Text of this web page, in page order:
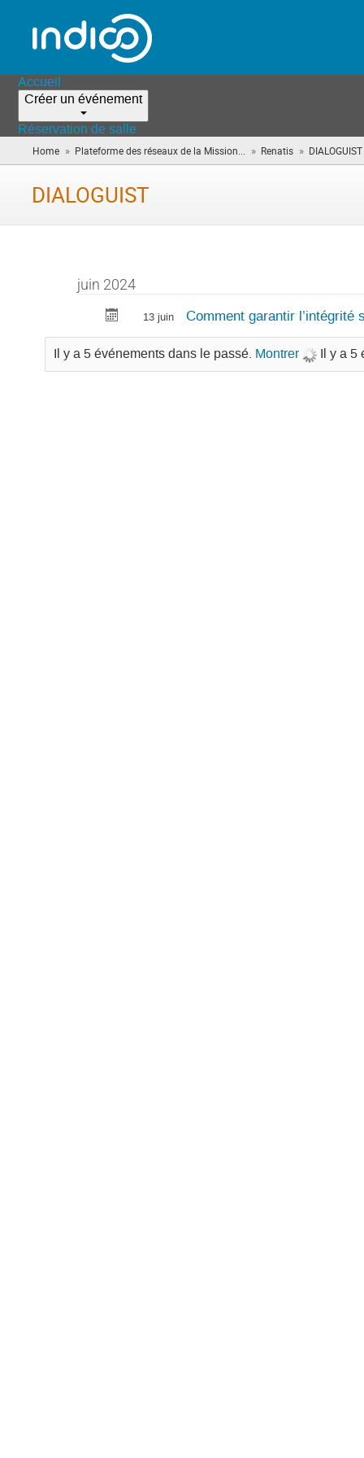
Accueil
Créer un événement
Réservation de salle
Home » Plateforme des réseaux de la Mission... » Renatis » DIALOGUIST
DIALOGUIST
juin 2024
13 juin Comment garantir l’intégrité
Il y a 5 événements dans le passé. Montrer Il y a 5